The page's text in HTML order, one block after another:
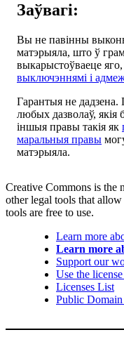
Заўвагі:
Вы не павінны
матэрыяла, што ў
выкарыстоўваеце
выключэннямі і
Гарантыя не дадзена.
любых дазволаў, якія
іншыя правы такія як
маральныя правы
матэрыяла.
Creative Commons is the
other legal tools that
tools are free to use.
Learn more
Learn more
Support our
Use the
Licenses List
Public